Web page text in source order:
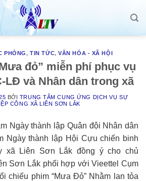
PHÒNG,TIN TỨC,VĂN HÓA - XÃ HỘI
đỏ” miễn phí phục vụ
LĐ và Nhân dân trong xã
BỞI TRUNG TÂM CUNG ỨNG DỊCH VỤ SỰ
CÔNG XÃ LIÊN SƠN LẮK
Ngày thành lập Quân đội Nhân dân
Ngày thành lập Hội Cựu chiến binh
xã Liên Sơn Lắk đồng ý cho chủ
Sơn Lắk phối hợp với Vieettel Cụm
chiếu phim “Mưa Đỏ” Nhằm lan tỏa